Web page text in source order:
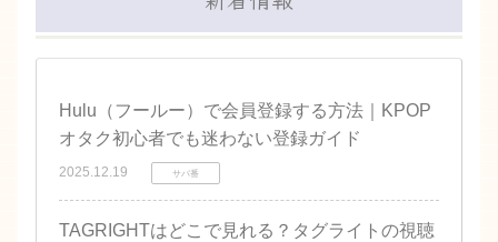
Hulu（フールー）で会員登録する方法｜KPOP
オタク初心者でも迷わない登録ガイド
2025.12.19 サバ番
TAGRIGHTはどこで見れる？タグライトの視聴